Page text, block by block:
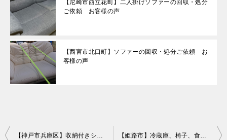
【尼崎市西立花町】二人掛けソファーの回収・処分
ご依頼 お客様の声
【西宮市北口町】ソファーの回収・処分ご依頼 お
客様の声
投
【神戸市兵庫区】収納付きシングルベッドの回収・処分ご依頼 【姫路市】冷蔵庫、椅子、食器棚等の回収・処分ご依頼 お客様の声